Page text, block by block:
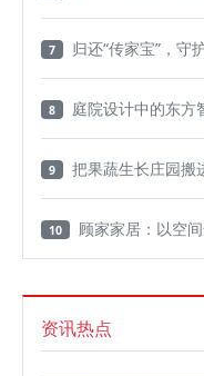
7 归还“传家宝”，守
8 庭院设计中的东方
9 把果蔬生长庄园搬
10 顾家家居：以空
资讯热点